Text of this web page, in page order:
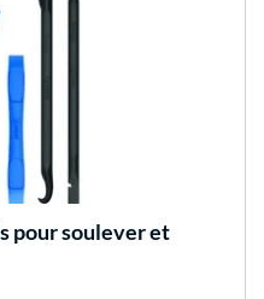
pour soulever et